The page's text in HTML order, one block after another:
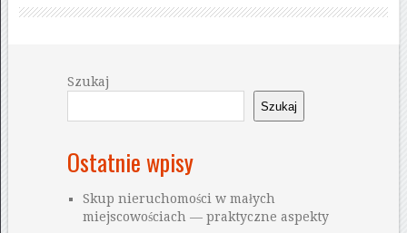
Szukaj
Szukaj
Ostatnie wpisy
Skup nieruchomości w małych
miejscowościach — praktyczne aspekty